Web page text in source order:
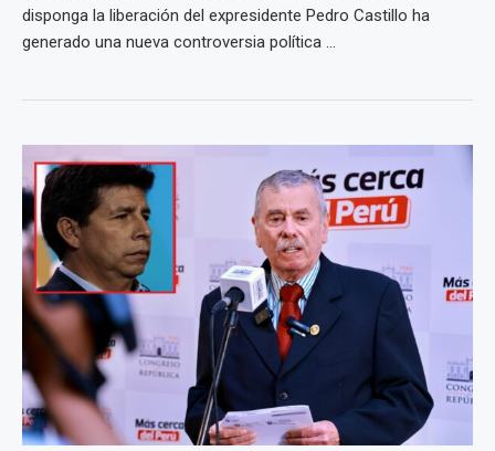
disponga la liberación del expresidente Pedro Castillo ha
generado una nueva controversia política ...